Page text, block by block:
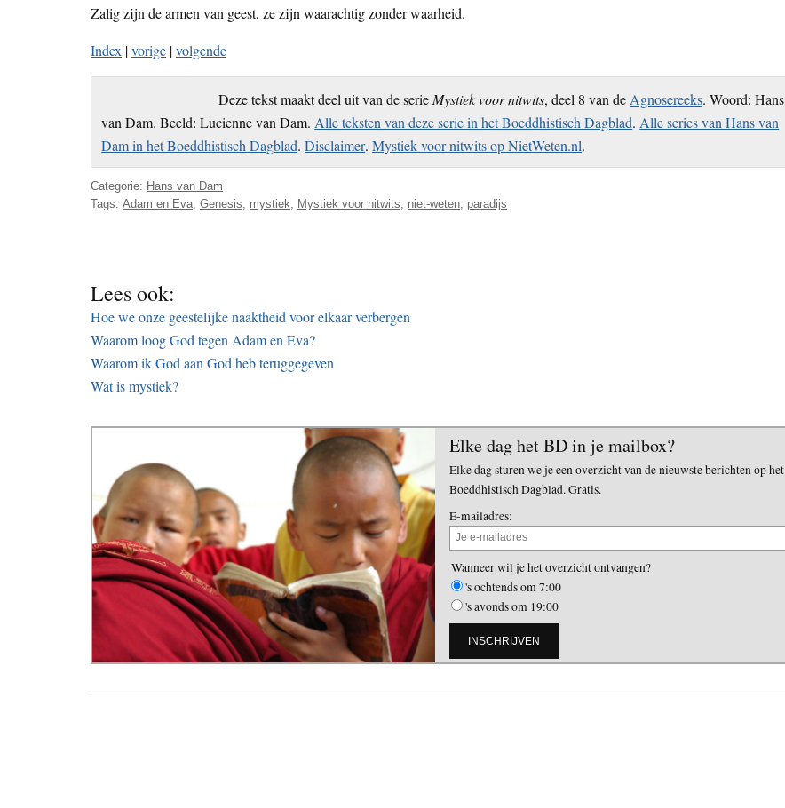
Zalig zijn de armen van geest, ze zijn waarachtig zonder waarheid.
Index |vorige |volgende
Deze tekst maakt deel uit van de serie Mystiek voor nitwits, deel 8 van de Agnosereeks. Woord: Hans
van Dam. Beeld: Lucienne van Dam. Alle teksten van deze serie in het Boeddhistisch Dagblad. Alle series van Hans van
Dam in het Boeddhistisch Dagblad.Disclaimer.Mystiek voor nitwits op NietWeten.nl.
Categorie: Hans van Dam
Tags: Adam en Eva Genesis mystiek Mystiek voor nitwits niet-weten paradijs
Lees ook:
Hoe we onze geestelijke naaktheid voor elkaar verbergen
Waarom loog God tegen Adam en Eva?
Waarom ik God aan God heb teruggegeven
Wat is mystiek?
Elke dag het BD in je mailbox?
Elke dag sturen we je een overzicht van de nieuwste berichten op het
Boeddhistisch Dagblad. Gratis.
E-mailadres:
Wanneer wil je het overzicht ontvangen?
's ochtends om 7:00
's avonds om 19:00